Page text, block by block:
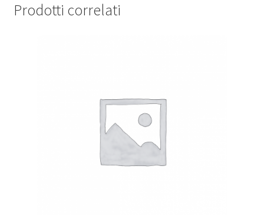
Prodotti correlati